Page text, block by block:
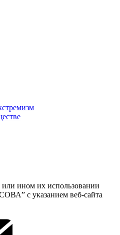
ином их использовании
с указанием веб-сайта